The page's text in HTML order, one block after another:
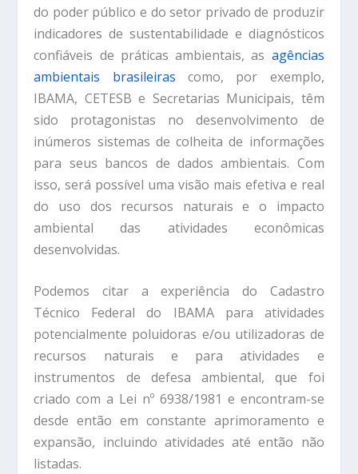
do poder público e do setor privado de produzir
indicadores de sustentabilidade e diagnósticos
confiáveis de práticas ambientais, as agências
ambientais brasileiras como, por exemplo,
IBAMA, CETESB e Secretarias Municipais, têm
sido protagonistas no desenvolvimento de
inúmeros sistemas de colheita de informações
para seus bancos de dados ambientais. Com
isso, será possível uma visão mais efetiva e real
do uso dos recursos naturais e o impacto
ambiental das atividades econômicas
desenvolvidas.
Podemos citar a experiência do Cadastro
Técnico Federal do IBAMA para atividades
potencialmente poluidoras e/ou utilizadoras de
recursos naturais e para atividades e
instrumentos de defesa ambiental, que foi
criado com a Lei nº 6938/1981 e encontram-se
desde então em constante aprimoramento e
expansão, incluindo atividades até então não
listadas.